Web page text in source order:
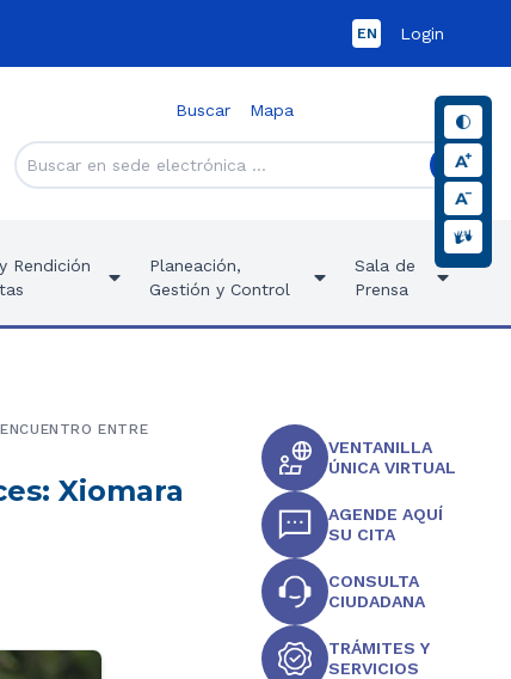
EN Login
Buscar Mapa
Rendición
Planeación,
Gestión y Control
Sala de
Prensa
Xiomara
ENTRE
VENTANILLA
ÚNICA VIRTUAL
AGENDE AQUÍ
SU CITA
CONSULTA
CIUDADANA
TRÁMITES Y
SERVICIOS